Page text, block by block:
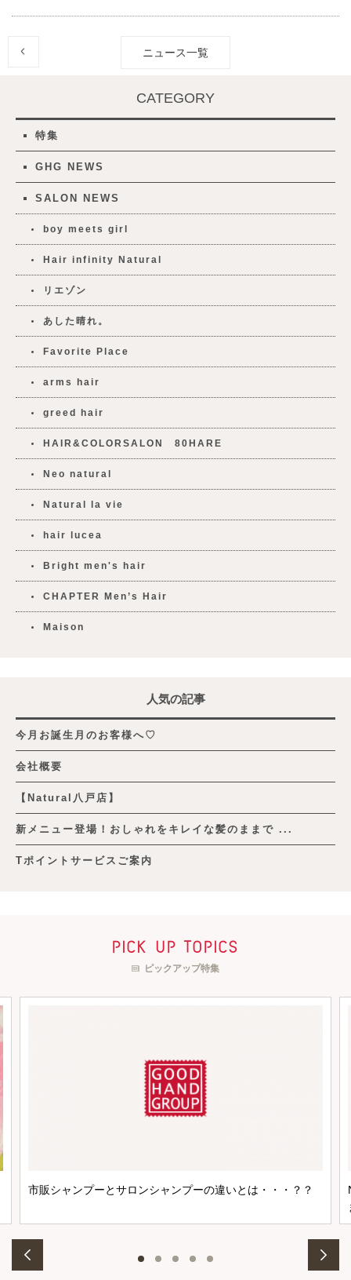
ニュース一覧
CATEGORY
特集
GHG NEWS
SALON NEWS
boy meets girl
Hair infinity Natural
リエゾン
あした晴れ。
Favorite Place
arms hair
greed hair
HAIR&COLORSALON 80HARE
Neo natural
Natural la vie
hair lucea
Bright men's hair
CHAPTER Men’s Hair
Maison
人気の記事
今月お誕生月のお客様へ♡
会社概要
【Natural八戸店】
新メニュー登場！おしゃれをキレイな髪のままで ...
Tポイントサービスご案内
pick up topics
ピックアップ特集
市販シャンプーとサロンシャンプーの違いとは・・・？？